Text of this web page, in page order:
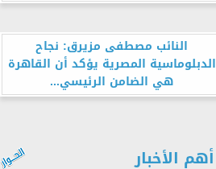
النائب مصطفى مزيرق: نجاح
الدبلوماسية المصرية يؤكد أن القاهرة
هي الضامن الرئيسي...
أهم الأخبار